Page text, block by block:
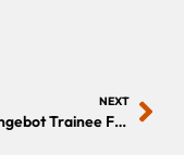
NEXT
Stellenangebot Trainee Fachberatung Versicherungen & Finanzen Quereinstieg · ab 20 Std. TZ oder VZ